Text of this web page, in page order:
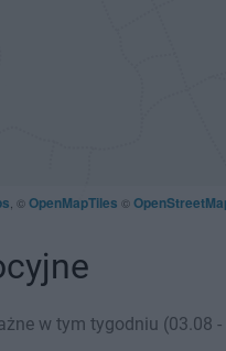
, ©OpenMapTiles ©
w tym tygodniu (03.08